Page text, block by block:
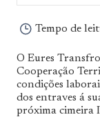
Tempo de
O Eures
Cooperação
condições
dos entraves á
próxima cimeira